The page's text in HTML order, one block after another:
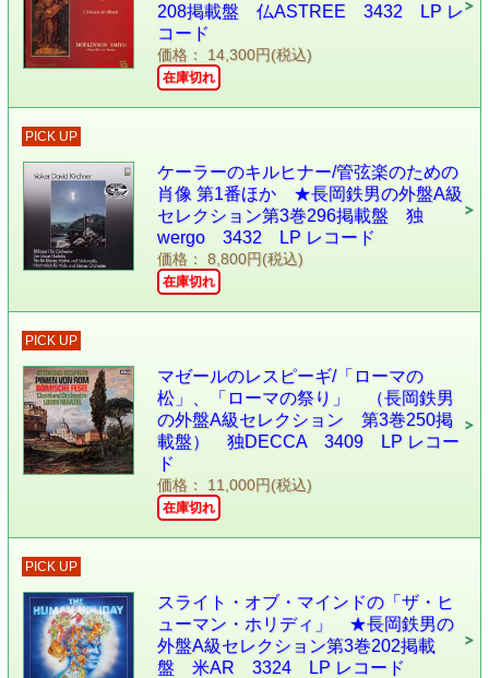
208掲載盤 仏ASTREE 3432 LP レ
コード
価格： 14,300円(税込)
在庫切れ
PICK UP
ケーラーのキルヒナー/管弦楽のための
肖像 第1番ほか ★長岡鉄男の外盤A級
セレクション第3巻296掲載盤 独
wergo 3432 LP レコード
価格： 8,800円(税込)
在庫切れ
PICK UP
マゼールのレスピーギ/「ローマの
松」、「ローマの祭り」 （長岡鉄男
の外盤A級セレクション 第3巻250掲
載盤） 独DECCA 3409 LP レコー
ド
価格： 11,000円(税込)
在庫切れ
PICK UP
スライト・オブ・マインドの「ザ・ヒ
ューマン・ホリディ」 ★長岡鉄男の
外盤A級セレクション第3巻202掲載
盤 米AR 3324 LP レコード